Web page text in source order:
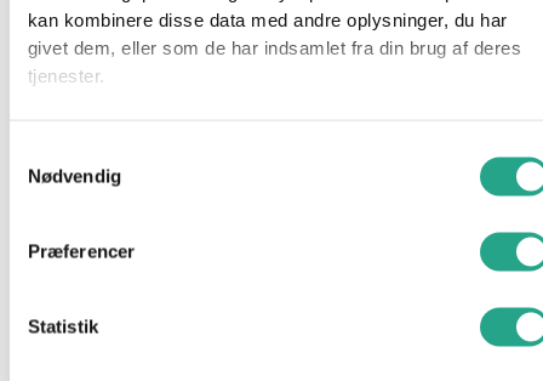
kan kombinere disse data med andre oplysninger, du har
givet dem, eller som de har indsamlet fra din brug af deres
tjenester.
Nødvendig
Præferencer
Statistik
Mærker
BabyDan
BRIO
Done by Deer